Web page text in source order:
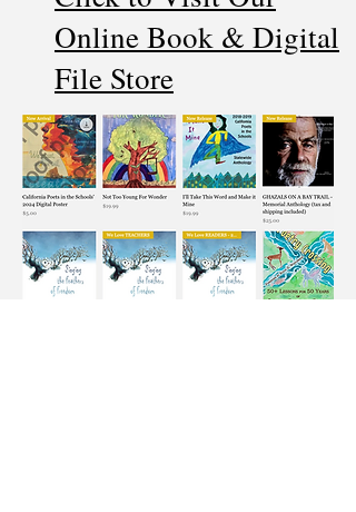
Online Book & Digital
File Store